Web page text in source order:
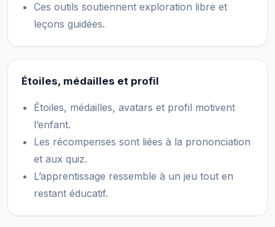
Ces outils soutiennent exploration libre et
leçons guidées.
Étoiles, médailles et profil
Étoiles, médailles, avatars et profil motivent
l’enfant.
Les récompenses sont liées à la prononciation
et aux quiz.
L’apprentissage ressemble à un jeu tout en
restant éducatif.